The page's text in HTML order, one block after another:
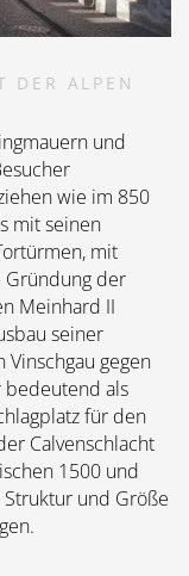
DER ALPEN
und
wie im 850
mit seinen
mit
Gründung der
Meinhard II
seiner
gegen
bedeutend als
für den
Calvenschlacht
1500 und
und Größe